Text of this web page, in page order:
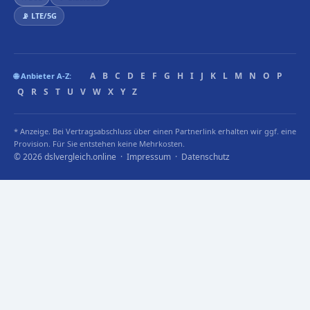
📡 LTE/5G
🌐 Anbieter A-Z: A B C D E F G H I J K L M N O
P
Q
R S T U V W X Y Z
* Anzeige. Bei Vertragsabschluss über einen Partnerlink erhalten wir ggf. eine
Provision. Für Sie entstehen keine Mehrkosten.
© 2026 dslvergleich.online · Impressum · Datenschutz